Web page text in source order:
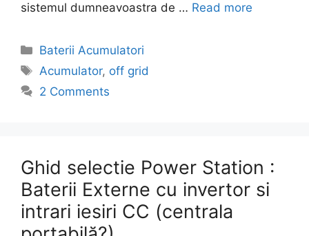
sistemul dumneavoastra de … Read more
Categories
Baterii Acumulatori
Tags
Acumulator, off grid
2 Comments
Ghid selectie Power Station :
Baterii Externe cu invertor si
intrari iesiri CC (centrala